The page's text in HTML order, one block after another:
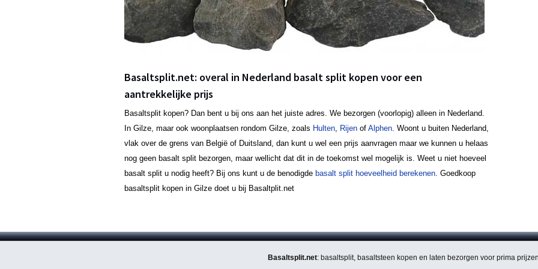
Basaltsplit.net: overal in Nederland basalt split kopen voor een
aantrekkelijke prijs
Basaltsplit kopen? Dan bent u bij ons aan het juiste adres. We bezorgen (voorlopig) alleen in Nederland.
In Gilze, maar ook woonplaatsen rondom Gilze, zoals Hulten, Rijen of Alphen. Woont u buiten Nederland,
vlak over de grens van België of Duitsland, dan kunt u wel een prijs aanvragen maar we kunnen u helaas
nog geen basalt split bezorgen, maar wellicht dat dit in de toekomst wel mogelijk is. Weet u niet hoeveel
basalt split u nodig heeft? Bij ons kunt u de benodigde basalt split hoeveelheid berekenen. Goedkoop
basaltsplit kopen in Gilze doet u bij Basaltplit.net
Basaltsplit.net: basaltsplit, basaltsteen kopen en laten bezorgen voor prima